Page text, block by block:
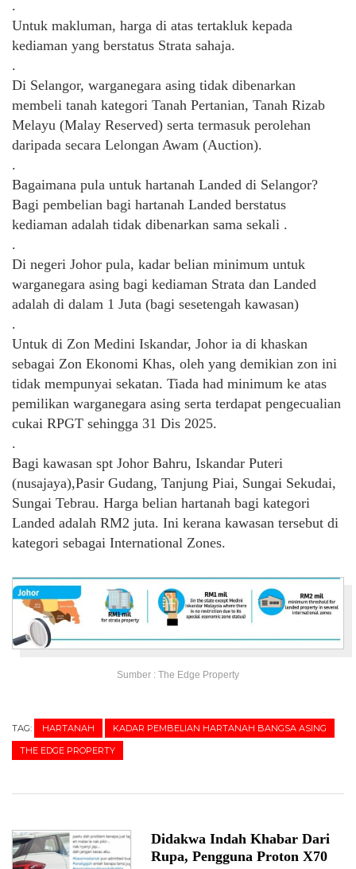
.
Untuk makluman, harga di atas tertakluk kepada
kediaman yang berstatus Strata sahaja.
.
Di Selangor, warganegara asing tidak dibenarkan
membeli tanah kategori Tanah Pertanian, Tanah Rizab
Melayu (Malay Reserved) serta termasuk perolehan
daripada secara Lelongan Awam (Auction).
.
Bagaimana pula untuk hartanah Landed di Selangor?
Bagi pembelian bagi hartanah Landed berstatus
kediaman adalah tidak dibenarkan sama sekali .
.
Di negeri Johor pula, kadar belian minimum untuk
warganegara asing bagi kediaman Strata dan Landed
adalah di dalam 1 Juta (bagi sesetengah kawasan)
.
Untuk di Zon Medini Iskandar, Johor ia di khaskan
sebagai Zon Ekonomi Khas, oleh yang demikian zon ini
tidak mempunyai sekatan. Tiada had minimum ke atas
pemilikan warganegara asing serta terdapat pengecualian
cukai RPGT sehingga 31 Dis 2025.
.
Bagi kawasan spt Johor Bahru, Iskandar Puteri
(nusajaya),Pasir Gudang, Tanjung Piai, Sungai Sekudai,
Sungai Tebrau. Harga belian hartanah bagi kategori
Landed adalah RM2 juta. Ini kerana kawasan tersebut di
kategori sebagai International Zones.
Sumber : The Edge Property
TAG: HARTANAH
KADAR PEMBELIAN HARTANAH BANGSA ASING
THE EDGE PROPERTY
Didakwa Indah Khabar Dari
Rupa, Pengguna Proton X70